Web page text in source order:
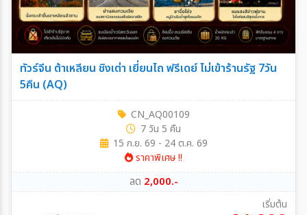
ทัวร์จีน ต้าเหลียน ชิงเต่า เยี่ยนไถ ฟรีเดย์ ไม่เข้าร้านรัฐ 7วัน
5คืน (AQ)
CN_AQ00109
7 วัน 5 คืน
15 ก.ย. 69 - 24 ต.ค. 69
ราคาพิเศษ !!
ลด 2,000.-
เริ่มต้น